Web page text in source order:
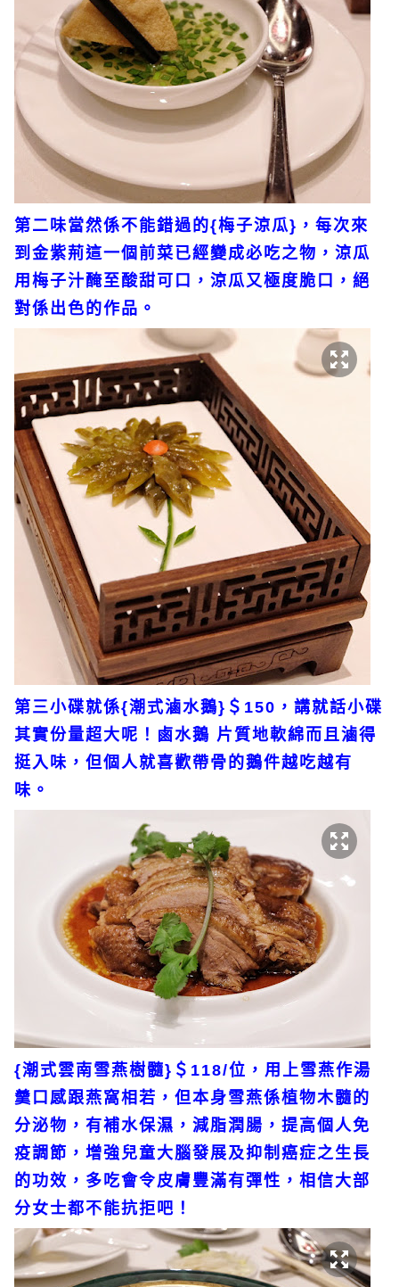
第二味當然係不能錯過的{梅子涼瓜}，每次來
到金紫荊這一個前菜已經變成必吃之物，涼瓜
用梅子汁醃至酸甜可口，涼瓜又極度脆口，絕
對係出色的作品。
第三小碟就係{潮式滷水鵝}＄150，講就話小碟
其實份量超大呢！鹵水鵝 片質地軟綿而且滷得
挺入味，但個人就喜歡帶骨的鵝件越吃越有
味。
{潮式雲南雪燕樹髓}＄118/位，用上雪燕作湯
羹口感跟燕窩相若，但本身雪燕係植物木髓的
分泌物，有補水保濕，減脂潤腸，提高個人免
疫調節，增強兒童大腦發展及抑制癌症之生長
的功效，多吃會令皮膚豐滿有彈性，相信大部
分女士都不能抗拒吧！